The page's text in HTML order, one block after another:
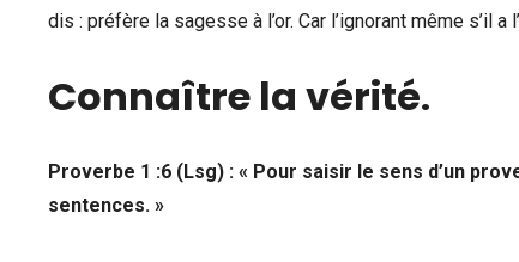
dis : préfère la sagesse à l’or. Car l’ignorant même s’il
Connaître la vérité.
Proverbe 1 :6 (Lsg) : « Pour saisir le sens d’un
sentences. »